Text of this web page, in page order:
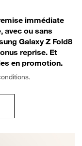
immédiate
avec ou sans
Galaxy Z Fold8
reprise. Et
en promotion.